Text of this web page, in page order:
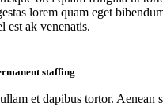
lorem quam eget
est ak venenatis.
staffing
et dapibus tortor. Aenean